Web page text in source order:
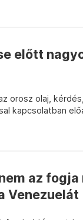
előtt
orosz olaj,
kapcsolatban
az
Venezuelát